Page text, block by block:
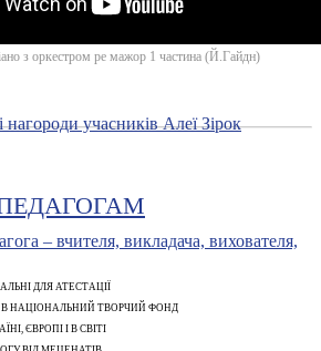
з оркестром ре мажор 1 частина (Й.Гайдн)
ДЛЯ АТЕСТАЦІЇ
В НАЦІОНАЛЬНИЙ ТВОРЧИЙ ФОНД
ЄВРОПІ І В СВІТІ